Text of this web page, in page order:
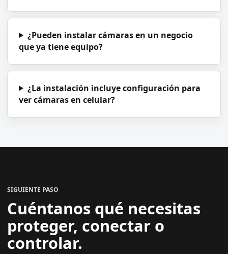
¿Pueden instalar cámaras en un negocio
que ya tiene equipo?
¿La instalación incluye configuración para
ver cámaras en celular?
SIGUIENTE PASO
Cuéntanos qué necesitas
proteger, conectar o
controlar.